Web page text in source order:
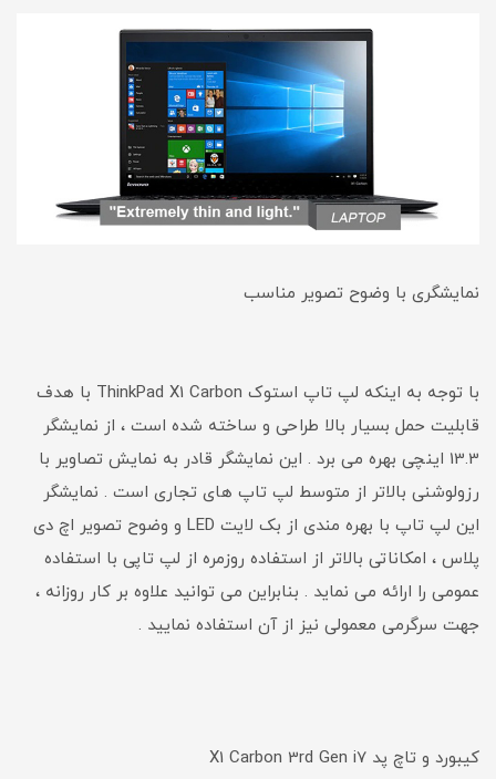
نمایشگری با وضوح تصویر مناسب
با توجه به اینکه لپ تاپ استوک ThinkPad X1 Carbon با هدف
قابلیت حمل بسیار بالا طراحی و ساخته شده است ، از نمایشگر
13.3 اینچی بهره می برد . این نمایشگر قادر به نمایش تصاویر با
رزولوشنی بالاتر از متوسط لپ تاپ های تجاری است . نمایشگر
این لپ تاپ با بهره مندی از بک لایت LED و وضوح تصویر اچ دی
پلاس ، امکاناتی بالاتر از استفاده روزمره از لپ تاپی با استفاده
عمومی را ارائه می نماید . بنابراین می توانید علاوه بر کار روزانه ،
جهت سرگرمی معمولی نیز از آن استفاده نمایید .
کیبورد و تاچ پد X1 Carbon 3rd Gen i7